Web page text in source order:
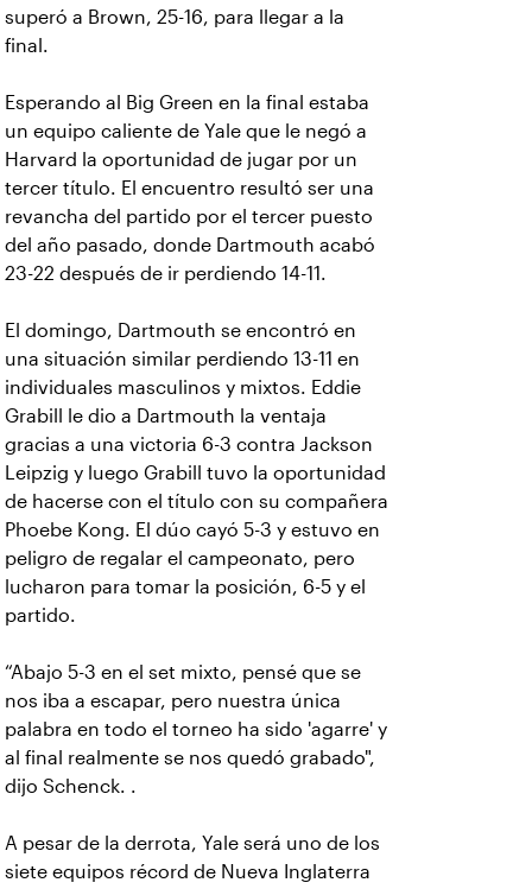
superó a Brown, 25-16, para llegar a la
final.
Esperando al Big Green en la final estaba
un equipo caliente de Yale que le negó a
Harvard la oportunidad de jugar por un
tercer título. El encuentro resultó ser una
revancha del partido por el tercer puesto
del año pasado, donde Dartmouth acabó
23-22 después de ir perdiendo 14-11.
El domingo, Dartmouth se encontró en
una situación similar perdiendo 13-11 en
individuales masculinos y mixtos. Eddie
Grabill le dio a Dartmouth la ventaja
gracias a una victoria 6-3 contra Jackson
Leipzig y luego Grabill tuvo la oportunidad
de hacerse con el título con su compañera
Phoebe Kong. El dúo cayó 5-3 y estuvo en
peligro de regalar el campeonato, pero
lucharon para tomar la posición, 6-5 y el
partido.
“Abajo 5-3 en el set mixto, pensé que se
nos iba a escapar, pero nuestra única
palabra en todo el torneo ha sido 'agarre' y
al final realmente se nos quedó grabado",
dijo Schenck. .
A pesar de la derrota, Yale será uno de los
siete equipos récord de Nueva Inglaterra